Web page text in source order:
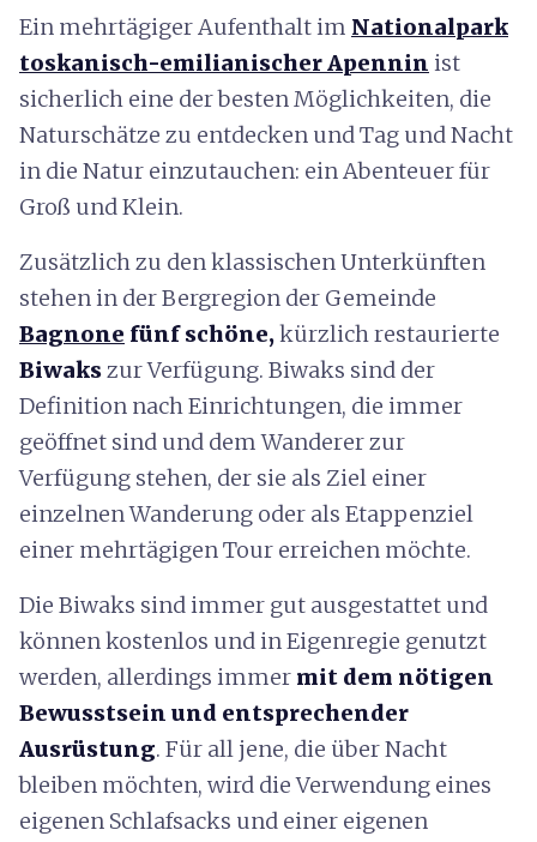
Ein mehrtägiger Aufenthalt im Nationalpark
toskanisch-emilianischer Apennin ist
sicherlich eine der besten Möglichkeiten, die
Naturschätze zu entdecken und Tag und Nacht
in die Natur einzutauchen: ein Abenteuer für
Groß und Klein.
Zusätzlich zu den klassischen Unterkünften
stehen in der Bergregion der Gemeinde
Bagnone fünf schöne,kürzlich restaurierte
Biwakszur Verfügung. Biwaks sind der
Definition nach Einrichtungen, die immer
geöffnet sind und dem Wanderer zur
Verfügung stehen, der sie als Ziel einer
einzelnen Wanderung oder als Etappenziel
einer mehrtägigen Tour erreichen möchte.
Die Biwaks sind immer gut ausgestattet und
können kostenlos und in Eigenregie genutzt
werden, allerdings immer mit dem nötigen
Bewusstsein und entsprechender
Ausrüstung. Für all jene, die über Nacht
bleiben möchten, wird die Verwendung eines
eigenen Schlafsacks und einer eigenen